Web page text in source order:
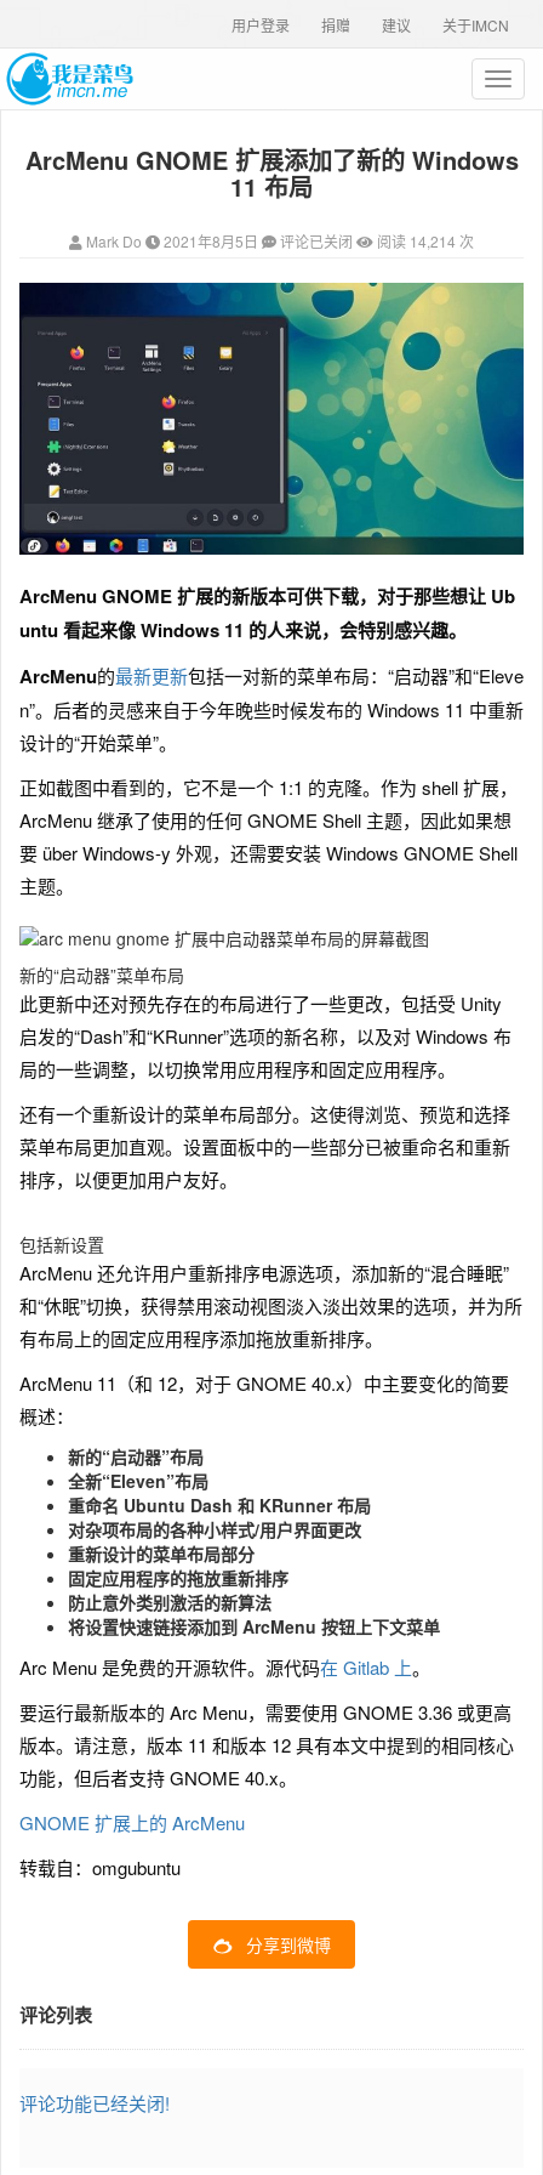
关于IMCN
建议
捐赠
用户登录
T
o
g
a
ArcMenu GNOME 扩展添加了新的 Windows
11 布局
Mark Do 2021年8月5日 评论已关闭 阅读 14,214 次
ArcMenu GNOME 扩展的新版本可供下载，对于那些想让 Ub
untu 看起来像 Windows 11 的人来说，会特别感兴趣。
ArcMenu的最新更新包括一对新的菜单布局：“启动器”和“Eleve
n”。后者的灵感来自于今年晚些时候发布的 Windows 11 中重新
设计的“开始菜单”。
正如截图中看到的，它不是一个 1:1 的克隆。作为 shell 扩展，
ArcMenu 继承了使用的任何 GNOME Shell 主题，因此如果想
要 über Windows-y 外观，还需要安装 Windows GNOME Shell
主题。
新的“启动器”菜单布局
此更新中还对预先存在的布局进行了一些更改，包括受 Unity
启发的“Dash”和“KRunner”选项的新名称，以及对 Windows 布
局的一些调整，以切换常用应用程序和固定应用程序。
还有一个重新设计的菜单布局部分。这使得浏览、预览和选择
菜单布局更加直观。设置面板中的一些部分已被重命名和重新
排序，以便更加用户友好。
包括新设置
ArcMenu 还允许用户重新排序电源选项，添加新的“混合睡眠”
和“休眠”切换，获得禁用滚动视图淡入淡出效果的选项，并为所
有布局上的固定应用程序添加拖放重新排序。
ArcMenu 11（和 12，对于 GNOME 40.x）中主要变化的简要
概述：
新的“启动器”布局
全新“Eleven”布局
重命名 Ubuntu Dash 和 KRunner 布局
对杂项布局的各种小样式/用户界面更改
重新设计的菜单布局部分
固定应用程序的拖放重新排序
防止意外类别激活的新算法
将设置快速链接添加到 ArcMenu 按钮上下文菜单
Arc Menu 是免费的开源软件。源代码在 Gitlab 上。
要运行最新版本的 Arc Menu，需要使用 GNOME 3.36 或更高
版本。请注意，版本 11 和版本 12 具有本文中提到的相同核心
功能，但后者支持 GNOME 40.x。
GNOME 扩展上的 ArcMenu
转载自：omgubuntu
分享到微博
评论列表
评论功能已经关闭!